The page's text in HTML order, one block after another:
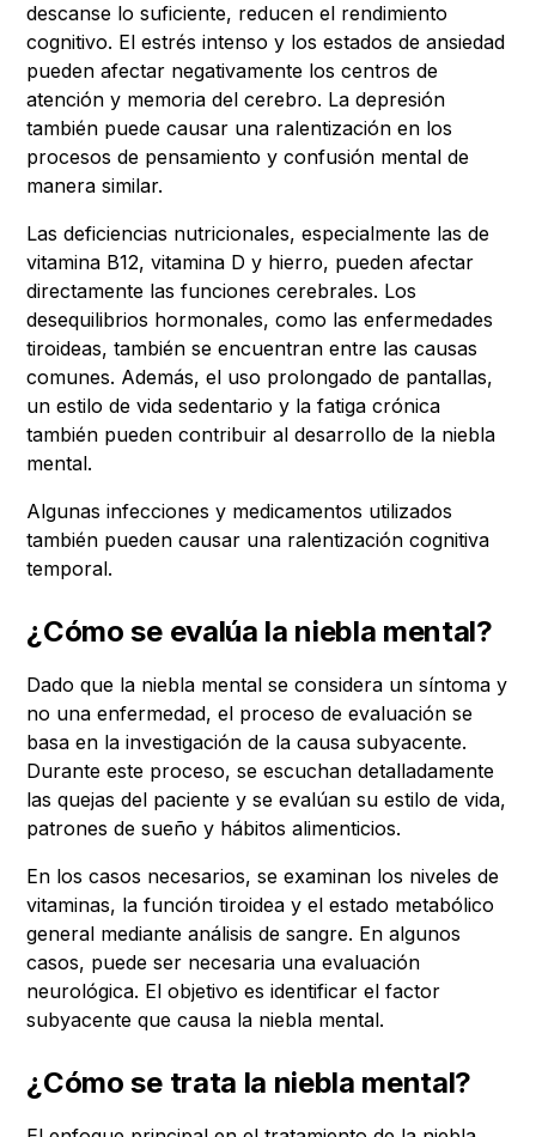
descanse lo suficiente, reducen el rendimiento
cognitivo. El estrés intenso y los estados de ansiedad
pueden afectar negativamente los centros de
atención y memoria del cerebro. La depresión
también puede causar una ralentización en los
procesos de pensamiento y confusión mental de
manera similar.
Las deficiencias nutricionales, especialmente las de
vitamina B12, vitamina D y hierro, pueden afectar
directamente las funciones cerebrales. Los
desequilibrios hormonales, como las enfermedades
tiroideas, también se encuentran entre las causas
comunes. Además, el uso prolongado de pantallas,
un estilo de vida sedentario y la fatiga crónica
también pueden contribuir al desarrollo de la niebla
mental.
Algunas infecciones y medicamentos utilizados
también pueden causar una ralentización cognitiva
temporal.
¿Cómo se evalúa la niebla mental?
Dado que la niebla mental se considera un síntoma y
no una enfermedad, el proceso de evaluación se
basa en la investigación de la causa subyacente.
Durante este proceso, se escuchan detalladamente
las quejas del paciente y se evalúan su estilo de vida,
patrones de sueño y hábitos alimenticios.
En los casos necesarios, se examinan los niveles de
vitaminas, la función tiroidea y el estado metabólico
general mediante análisis de sangre. En algunos
casos, puede ser necesaria una evaluación
neurológica. El objetivo es identificar el factor
subyacente que causa la niebla mental.
¿Cómo se trata la niebla mental?